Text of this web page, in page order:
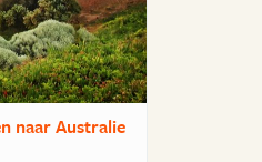
naar Australie